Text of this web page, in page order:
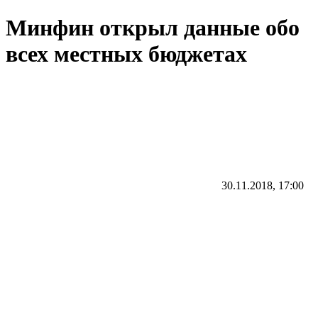
Минфин открыл данные обо
всех местных бюджетах
30.11.2018, 17:00